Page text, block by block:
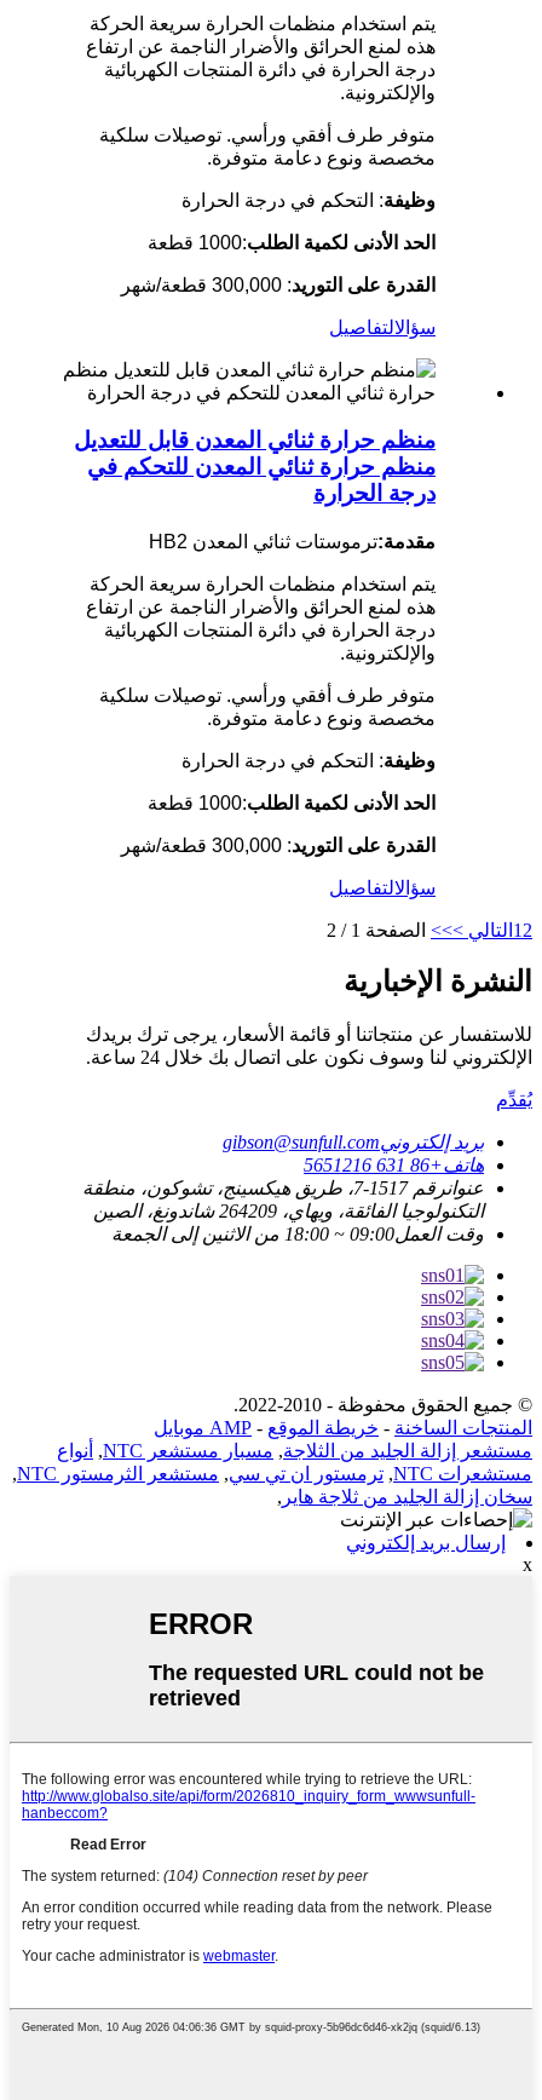
يتم استخدام منظمات الحرارة سريعة الحركة
هذه لمنع الحرائق والأضرار الناجمة عن ارتفاع
درجة الحرارة في دائرة المنتجات الكهربائية
والإلكترونية.
متوفر طرف أفقي ورأسي. توصيلات سلكية
مخصصة ونوع دعامة متوفرة.
وظيفة: التحكم في درجة الحرارة
الحد الأدنى لكمية الطلب:1000 قطعة
القدرة على التوريد: 300,000 قطعة/شهر
سؤالالتفاصيل
منظم حرارة ثنائي المعدن قابل للتعديل
منظم حرارة ثنائي المعدن للتحكم في
درجة الحرارة
مقدمة:ترموستات ثنائي المعدن HB2
يتم استخدام منظمات الحرارة سريعة الحركة
هذه لمنع الحرائق والأضرار الناجمة عن ارتفاع
درجة الحرارة في دائرة المنتجات الكهربائية
والإلكترونية.
متوفر طرف أفقي ورأسي. توصيلات سلكية
مخصصة ونوع دعامة متوفرة.
وظيفة: التحكم في درجة الحرارة
الحد الأدنى لكمية الطلب:1000 قطعة
القدرة على التوريد: 300,000 قطعة/شهر
سؤالالتفاصيل
1 2 التالي >>> الصفحة 1 / 2
النشرة الإخبارية
للاستفسار عن منتجاتنا أو قائمة الأسعار، يرجى ترك بريدك
الإلكتروني لنا وسوف نكون على اتصال بك خلال 24 ساعة.
يُقدِّم
بريد إلكترونيgibson@sunfull.com
هاتف+86 631 5651216
عنوان
رقم 1517-7، طريق هيكسينج، تشوكون، منطقة
التكنولوجيا الفائقة، ويهاي، 264209 شاندونغ، الصين
وقت العمل09:00 ~ 18:00 من الاثنين إلى الجمعة
© جميع الحقوق محفوظة - 2010-2022.
المنتجات الساخنة - خريطة الموقع - AMP موبايل
مستشعر إزالة الجليد من الثلاجة, مسبار مستشعر NTC , أنواع
مستشعرات NTC
, ترمستور ان تي سي, مستشعر الثرمستور NTC
,
سخان إزالة الجليد من ثلاجة هاير ,
إرسال بريد إلكتروني
x